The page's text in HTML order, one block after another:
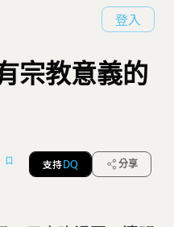
登入
宗教意義的
支持 DQ 分享